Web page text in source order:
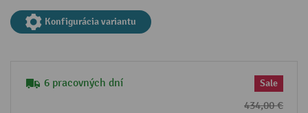
Konfigurácia variantu
6 pracovných dní Sale
434,00 €